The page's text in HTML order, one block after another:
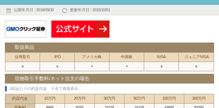
公開年月日 : 2016/09/30 更新年月日 : 2016/10/01
取扱商品
信用取引 IPO アメリカ株 中国株 NISA ジュニアNISA
○ ○ × × ○ ○
現物取引手数料/ネット注文の場合
1回あたりの約定代金 ※全て税抜表示。
約定代金 10万円 20万円 30万円 50万円 100万円 300万円